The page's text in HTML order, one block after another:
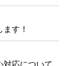
す！